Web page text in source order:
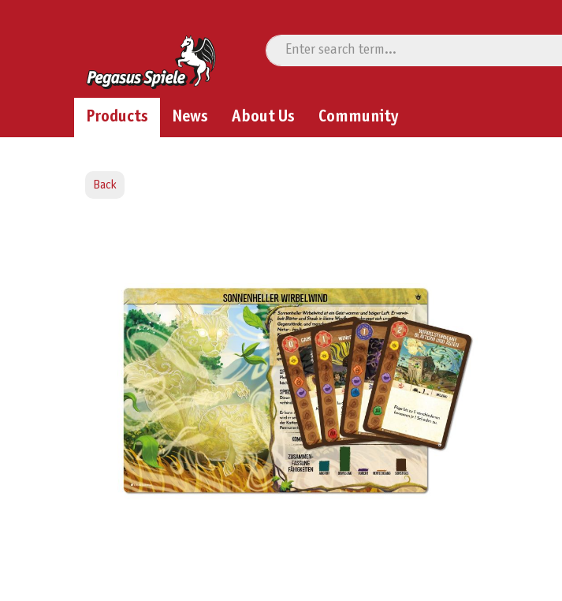
Products News About Us Community
Back